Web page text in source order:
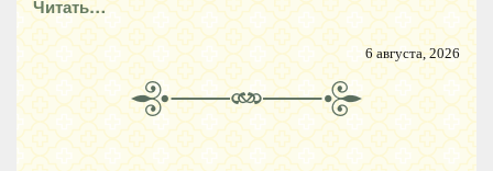
Читать…
6 августа, 2026